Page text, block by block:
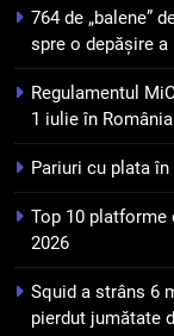
6
7
764 de „balene”
spre o depășire a
Regulamentul
1 iulie în România
Pariuri cu plata
Top 10 platforme
2026
Squid a strâns 6
pierdut jumătate